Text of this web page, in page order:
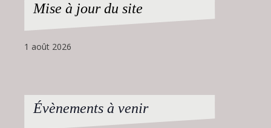
Mise à jour du site
1 août 2026
Évènements à venir